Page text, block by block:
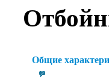
Общие